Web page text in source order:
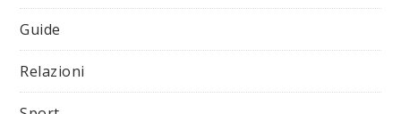
Guide
Relazioni